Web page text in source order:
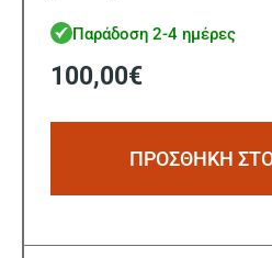
Παράδοση 2-4 ημέρες
100,00€
ΠΡΟΣΘΗΚΗ